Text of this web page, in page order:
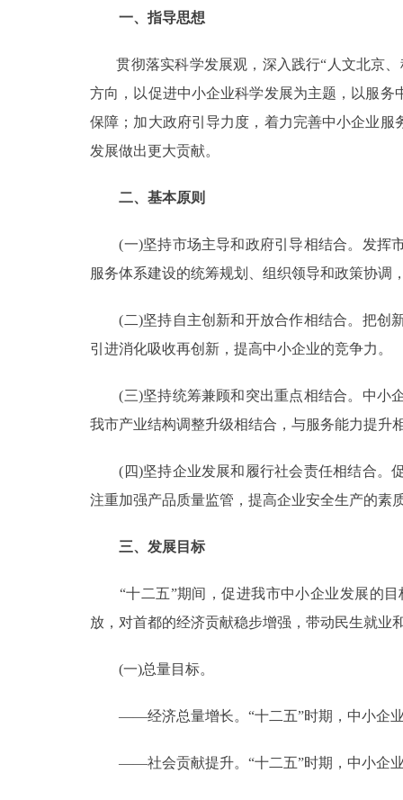
一、指导思想
贯彻落实科学发展观，深入践行“人文北京、
方向，以促进中小企业科学发展为主题，以服
保障；加大政府引导力度，着力完善中小企业
发展做出更大贡献。
二、基本原则
(一)坚持市场主导和政府引导相结合。发挥市
服务体系建设的统筹规划、组织领导和政策协调
(二)坚持自主创新和开放合作相结合。把创新
引进消化吸收再创新，提高中小企业的竞争力
(三)坚持统筹兼顾和突出重点相结合。中小企
我市产业结构调整升级相结合，与服务能力提升
(四)坚持企业发展和履行社会责任相结合。促
注重加强产品质量监管，提高企业安全生产的素
三、发展目标
“十二五”期间，促进我市中小企业发展的目
放，对首都的经济贡献稳步增强，带动民生就业
(一)总量目标。
——经济总量增长。“十二五”时期，中小企业
——社会贡献提升。“十二五”时期，中小企业